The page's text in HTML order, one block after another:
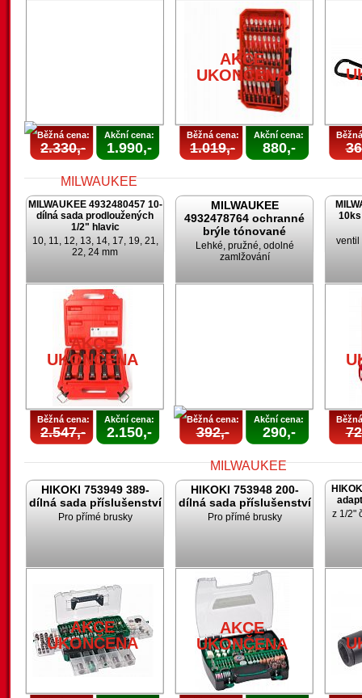
AKCE
UKONČENA
Běžná cena:
2.330,-
Akční cena:
1.990,-
AKCE
UKONČENA
Běžná cena:
1.019,-
Akční cena:
880,-
MILWAUKEE 4932480457 10-
dílná sada prodloužených
1/2" hlavic
10, 11, 12, 13, 14, 17, 19, 21,
22, 24 mm
AKCE
UKONČENA
Běžná cena:
2.547,-
Akční cena:
2.150,-
MILWAUKEE
4932478764 ochranné
brýle tónované
Lehké, pružné, odolné
zamlžování
AKCE
UKONČENA
Běžná cena:
392,-
Akční cena:
290,-
ventil
HIKOKI 753949 389-
dílná sada příslušenství
Pro přímé brusky
AKCE
UKONČENA
HIKOKI 753948 200-
dílná sada příslušenství
Pro přímé brusky
AKCE
UKONČENA
z 1/2"